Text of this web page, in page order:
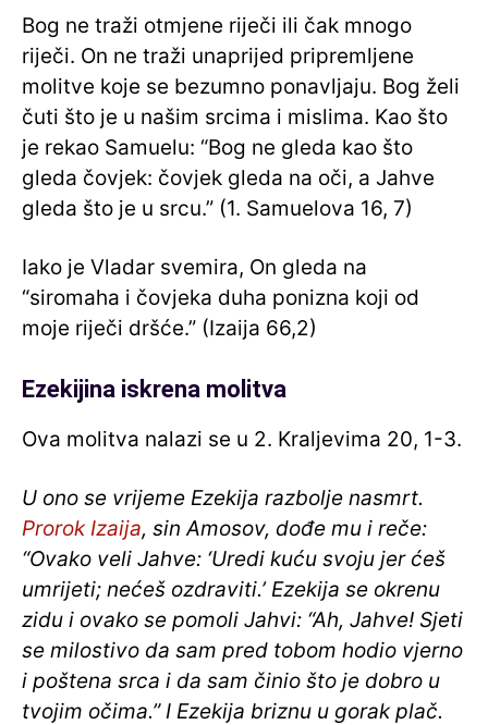
Bog ne traži otmjene riječi ili čak mnogo
riječi. On ne traži unaprijed pripremljene
molitve koje se bezumno ponavljaju. Bog želi
čuti što je u našim srcima i mislima. Kao što
je rekao Samuelu: “Bog ne gleda kao što
gleda čovjek: čovjek gleda na oči, a Jahve
gleda što je u srcu.” (1. Samuelova 16, 7)
Iako je Vladar svemira, On gleda na
“siromaha i čovjeka duha ponizna koji od
moje riječi dršće.” (Izaija 66,2)
Ezekijina iskrena molitva
Ova molitva nalazi se u 2. Kraljevima 20, 1-3.
U ono se vrijeme Ezekija razbolje nasmrt.
Prorok Izaija, sin Amosov, dođe mu i reče:
“Ovako veli Jahve: ‘Uredi kuću svoju jer ćeš
umrijeti; nećeš ozdraviti.’ Ezekija se okrenu
zidu i ovako se pomoli Jahvi: “Ah, Jahve! Sjeti
se milostivo da sam pred tobom hodio vjerno
i poštena srca i da sam činio što je dobro u
tvojim očima.” I Ezekija briznu u gorak plač.